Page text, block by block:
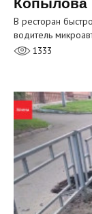
В ресторан
водитель
1333